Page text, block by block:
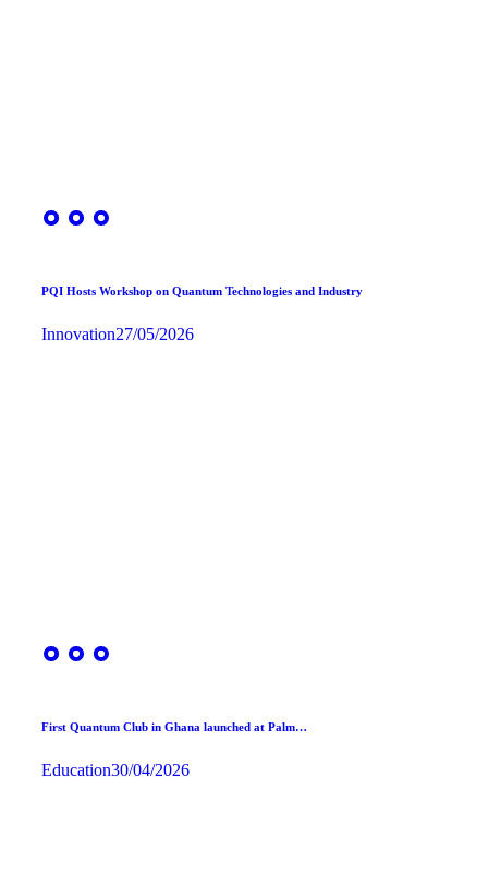
PQI Hosts Workshop on Quantum Technologies and Industry
Innovation27/05/2026
First Quantum Club in Ghana launched at Palm…
Education30/04/2026